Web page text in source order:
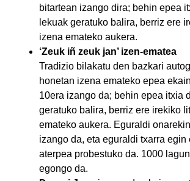
bitartean izango dira; behin epea
lekuak geratuko balira, berriz ere
izena emateko aukera.
‘Zeuk iñ zeuk jan’ izen-ematea
Tradizio bilakatu den bazkari
honetan izena emateko epea
10era izango da; behin epea itxia
geratuko balira, berriz ere irekiko
emateko aukera. Eguraldi
izango da, eta eguraldi txarra egin
aterpea probestuko da. 1000
egongo da.